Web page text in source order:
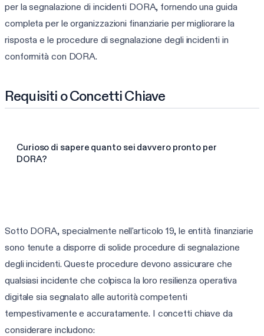
per la segnalazione di incidenti DORA, fornendo una guida
completa per le organizzazioni finanziarie per migliorare la
risposta e le procedure di segnalazione degli incidenti in
conformità con DORA.
Requisiti o Concetti Chiave
Curioso di sapere quanto sei davvero pronto per
DORA?
Sotto DORA, specialmente nell'articolo 19, le entità finanziarie
sono tenute a disporre di solide procedure di segnalazione
degli incidenti. Queste procedure devono assicurare che
qualsiasi incidente che colpisca la loro resilienza operativa
digitale sia segnalato alle autorità competenti
tempestivamente e accuratamente. I concetti chiave da
considerare includono: